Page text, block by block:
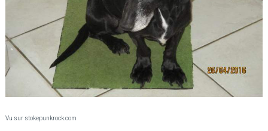
Vu sur stokepunkrock.com